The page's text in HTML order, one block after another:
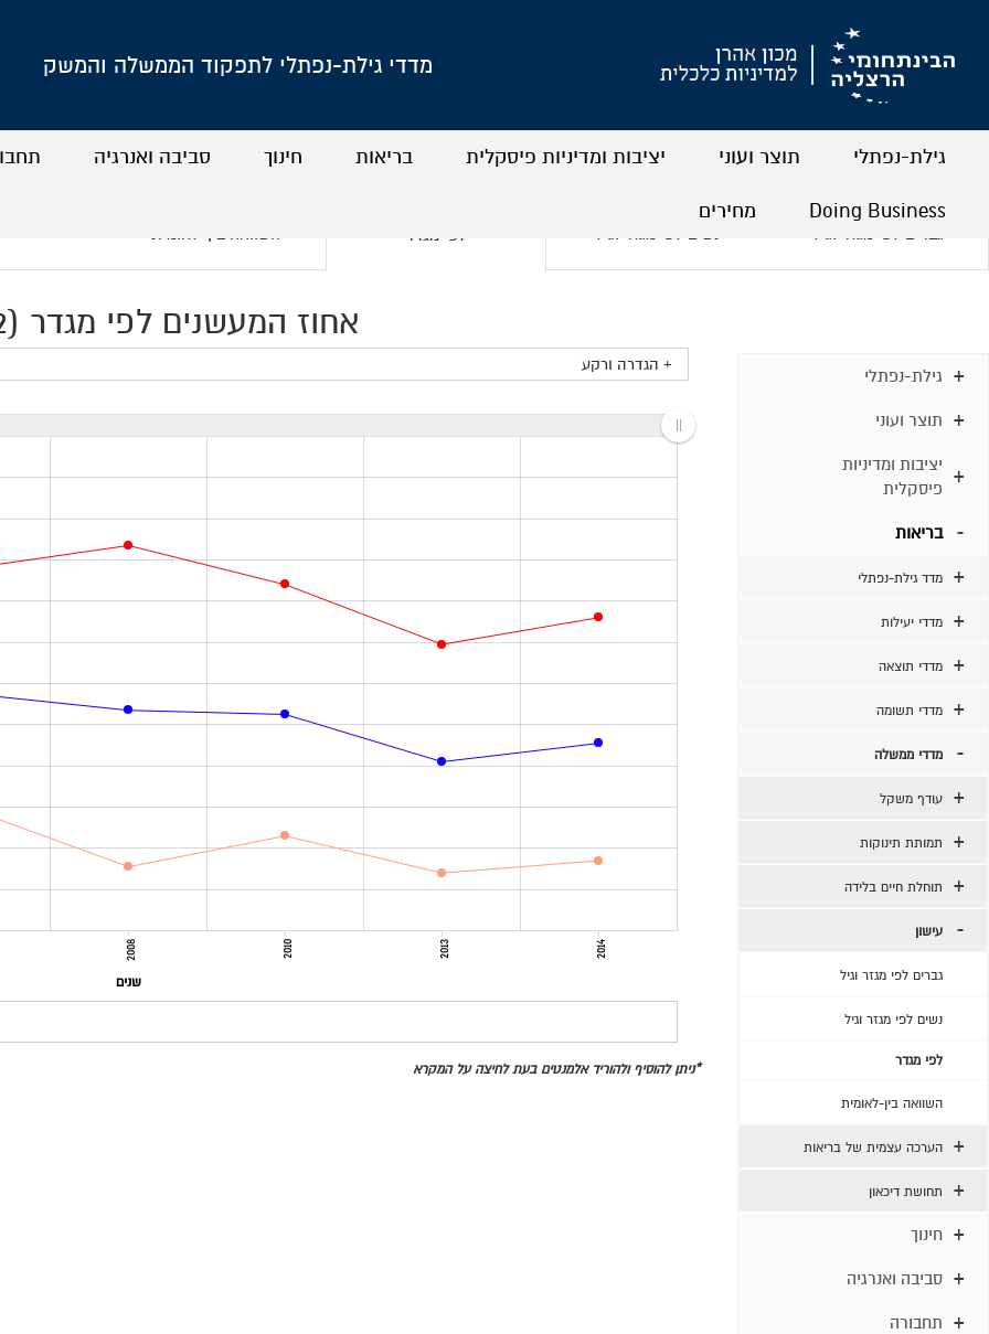
מדדי גילת-נפתלי לתפקוד הממשלה והמשק
גילת-נפתלי תוצר ועוני יציבות ומדיניות פיסקלית בריאות חינוך סביבה ואנרגיה
Doing Business מחירים
גברים לפי מגזר וגיל נשים לפי מגזר וגיל לפי מגדר השוואה בין-לאומית
גילת-נפתלי
תוצר ועוני
יציבות ומדיניות
פיסקלית
בריאות
מדד גילת-נפתלי
מדדי יעילות
מדדי תוצאה
מדדי תשומה
מדדי ממשלה
עודף משקל
תמותת תינוקות
תוחלת חיים בלידה
עישון
גברים לפי מגזר וגיל
נשים לפי מגזר וגיל
לפי מגדר
השוואה בין-לאומית
הערכה עצמית של בריאות
תחושת דיכאון
חינוך
סביבה ואנרגיה
תחבורה
אחוז המעשנים לפי מגדר (2002–2014)
+ הגדרה ורקע
2008 2010 2013 2014
שנים
*ניתן להוסיף ולהוריד אלמנטים בעת לחיצה על המקרא